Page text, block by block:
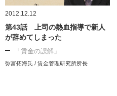
2012.12.12
第43話 上司の熱血指導で新人
が辞めてしまった
「賃金の誤解」
弥富拓海氏 / 賃金管理研究所所長